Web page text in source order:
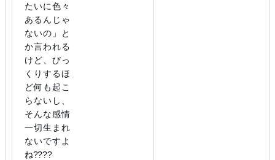
たいに色々
あるんじゃ
ないの」と
か言われる
けど、びっ
くりするほ
ど何も起こ
らないし、
そんな感情
一切生まれ
ないですよ
ね????